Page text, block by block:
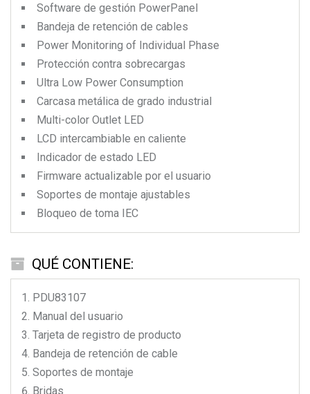
Software de gestión PowerPanel
Bandeja de retención de cables
Power Monitoring of Individual Phase
Protección contra sobrecargas
Ultra Low Power Consumption
Carcasa metálica de grado industrial
Multi-color Outlet LED
LCD intercambiable en caliente
Indicador de estado LED
Firmware actualizable por el usuario
Soportes de montaje ajustables
Bloqueo de toma IEC
QUÉ CONTIENE:
PDU83107
Manual del usuario
Tarjeta de registro de producto
Bandeja de retención de cable
Soportes de montaje
Bridas